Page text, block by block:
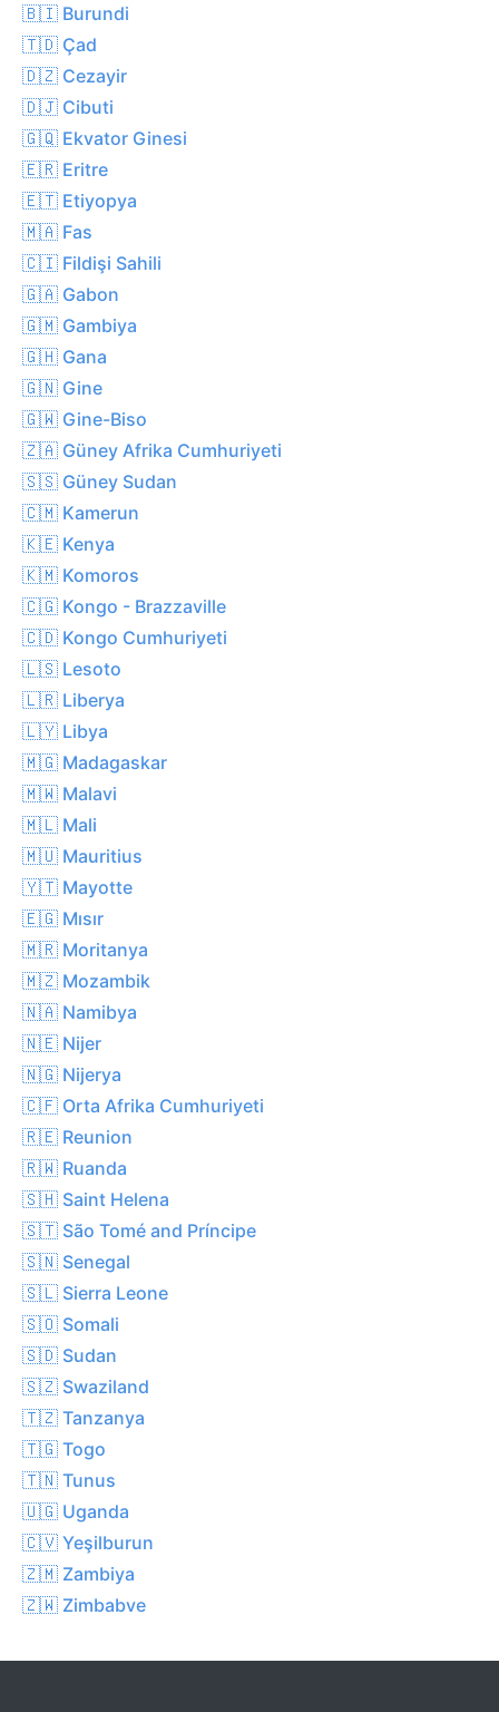
🇧🇮 Burundi
🇹🇩 Çad
🇩🇿 Cezayir
🇩🇯 Cibuti
🇬🇶 Ekvator Ginesi
🇪🇷 Eritre
🇪🇹 Etiyopya
🇲🇦 Fas
🇨🇮 Fildişi Sahili
🇬🇦 Gabon
🇬🇲 Gambiya
🇬🇭 Gana
🇬🇳 Gine
🇬🇼 Gine-Biso
🇿🇦 Güney Afrika Cumhuriyeti
🇸🇸 Güney Sudan
🇨🇲 Kamerun
🇰🇪 Kenya
🇰🇲 Komoros
🇨🇬 Kongo - Brazzaville
🇨🇩 Kongo Cumhuriyeti
🇱🇸 Lesoto
🇱🇷 Liberya
🇱🇾 Libya
🇲🇬 Madagaskar
🇲🇼 Malavi
🇲🇱 Mali
🇲🇺 Mauritius
🇾🇹 Mayotte
🇪🇬 Mısır
🇲🇷 Moritanya
🇲🇿 Mozambik
🇳🇦 Namibya
🇳🇪 Nijer
🇳🇬 Nijerya
🇨🇫 Orta Afrika Cumhuriyeti
🇷🇪 Reunion
🇷🇼 Ruanda
🇸🇭 Saint Helena
🇸🇹 São Tomé and Príncipe
🇸🇳 Senegal
🇸🇱 Sierra Leone
🇸🇴 Somali
🇸🇩 Sudan
🇸🇿 Swaziland
🇹🇿 Tanzanya
🇹🇬 Togo
🇹🇳 Tunus
🇺🇬 Uganda
🇨🇻 Yeşilburun
🇿🇲 Zambiya
🇿🇼 Zimbabve